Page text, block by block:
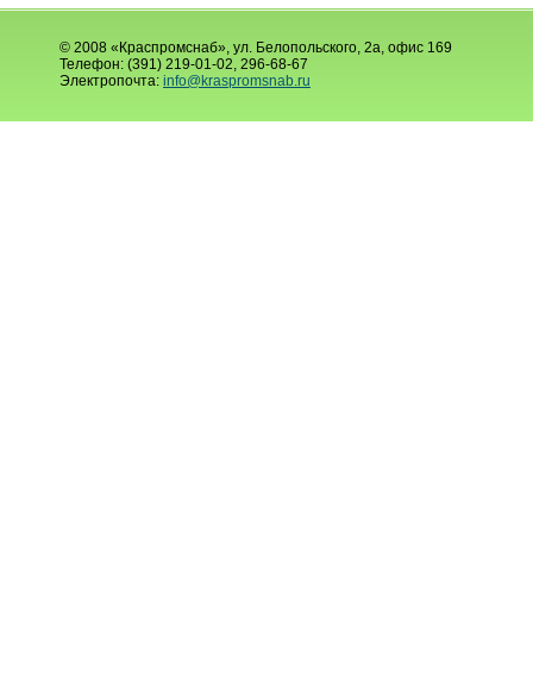
© 2008 «Краспромснаб», ул. Белопольского, 2а, офис 169
Телефон: (391) 219-01-02, 296-68-67
Электропочта: info@kraspromsnab.ru